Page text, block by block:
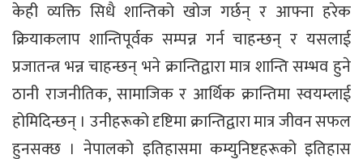
केही व्यक्ति सिधै शान्तिको खोज गर्छन् र आफ्ना हरेक
क्रियाकलाप शान्तिपूर्वक सम्पन्न गर्न चाहन्छन् र यसलाई
प्रजातन्त्र भन्न चाहन्छन् भने क्रान्तिद्वारा मात्र शान्ति सम्भव हुने
ठानी राजनीतिक, सामाजिक र आर्थिक क्रान्तिमा स्वयम्लाई
होमिदिन्छन् । उनीहरूको दृष्टिमा क्रान्तिद्वारा मात्र जीवन सफल
हुनसक्छ । नेपालको इतिहासमा कम्युनिष्टहरूको इतिहास